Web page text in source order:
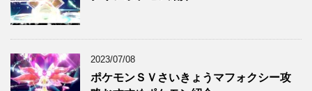
2023/07/08
ポケモンＳＶさいきょうマフォクシー攻